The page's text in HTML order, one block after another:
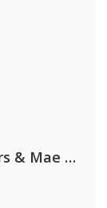
Alok, The Chainsmokers & Mae Stephens